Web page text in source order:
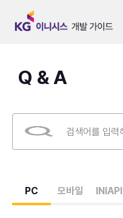
Q & A
PC 모바일 INIAPI